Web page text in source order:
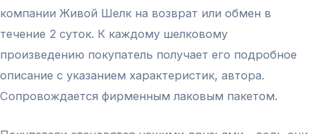
компании Живой Шелк на возврат или обмен в
течение 2 суток. К каждому шелковому
произведению покупатель получает его подробное
описание с указанием характеристик, автора.
Сопровождается фирменным лаковым пакетом.